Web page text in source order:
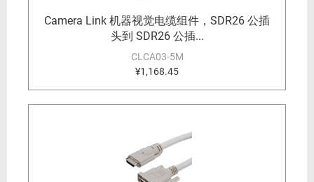
Camera Link 机器视觉电缆组件，SDR26 公插
头到 SDR26 公插...
CLCA03-5M
¥1,168.45